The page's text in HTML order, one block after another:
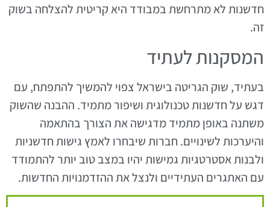
חדשנות לא מתרחשת במבודד היא קריטית להצלחה בשוק
זה.
המסקנות לעתיד
בעתיד, שוק הגריטה בישראל צפוי להמשיך להתפתח, עם
דגש על חדשנות טכנולוגית ושיפור מתמיד. ההבנה שהשוק
משתנה באופן מתמיד מדגישה את הצורך בהתאמה
והיערכות לשינויים. חברות שיבחרו לאמץ גישות חדשניות
ולבנות אסטרטגיות גמישות יהיו במצב טוב יותר להתמודד
עם האתגרים העתידיים ולנצל את ההזדמנויות החדשות.